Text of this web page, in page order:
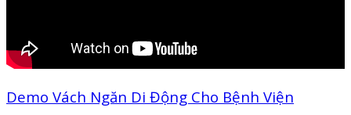
Demo Vách Ngăn Di Động Cho Bệnh Viện